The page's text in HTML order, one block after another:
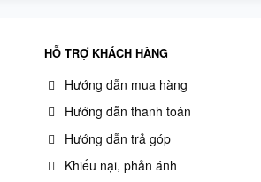
HỖ TRỢ KHÁCH HÀNG
Hướng dẫn mua hàng
Hướng dẫn thanh toán
Hướng dẫn trả góp
Khiếu nại, phản ánh